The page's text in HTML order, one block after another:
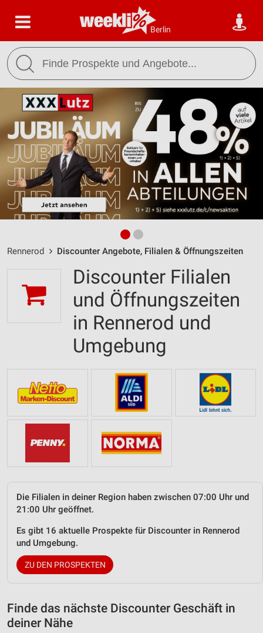
Berlin
Rennerod Discounter Angebote, Filialen & Öffnungszeiten
Discounter Filialen
und Öffnungszeiten
in Rennerod und
Umgebung
Die Filialen in deiner Region haben zwischen 07:00 Uhr und
21:00 Uhr geöffnet.
Es gibt 16 aktuelle Prospekte für Discounter in Rennerod
und Umgebung.
ZU DEN PROSPEKTEN
Finde das nächste Discounter Geschäft in
deiner Nähe